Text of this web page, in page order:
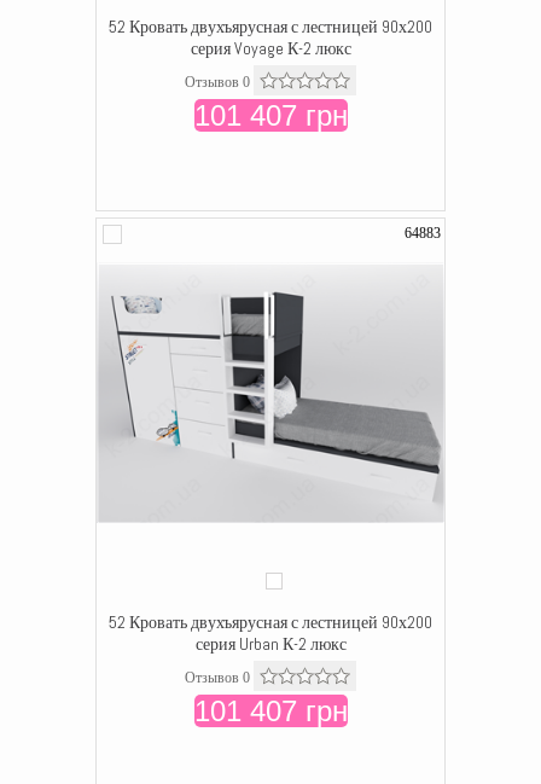
52 Кровать двухъярусная с лестницей 90х200
серия Voyage К-2 люкс
Отзывов 0
101 407 грн
64883
52 Кровать двухъярусная с лестницей 90х200
серия Urban К-2 люкс
Отзывов 0
101 407 грн